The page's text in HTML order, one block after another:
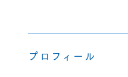
プロフィール